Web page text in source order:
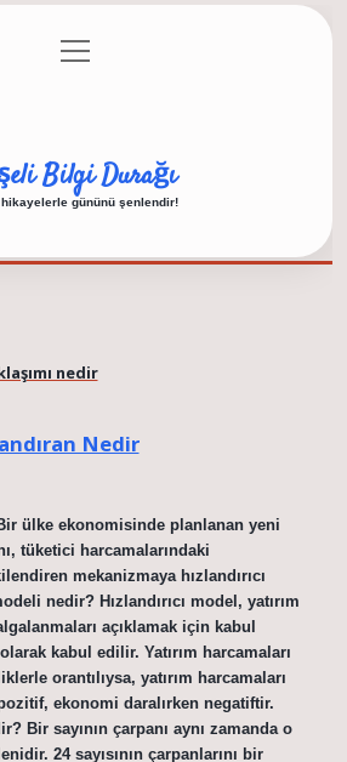
Gizlilik Politikası
menüyü
aç
Bilgi Durağı
hikayelerle gününü şenlendir!
nedir
Nedir
ülke ekonomisinde planlanan yeni
tüketici harcamalarındaki
mekanizmaya hızlandırıcı
nedir? Hızlandırıcı model, yatırım
açıklamak için kabul
kabul edilir. Yatırım harcamaları
orantılıysa, yatırım harcamaları
ekonomi daralırken negatiftir.
Bir sayının çarpanı aynı zamanda o
24 sayısının çarpanlarını bir